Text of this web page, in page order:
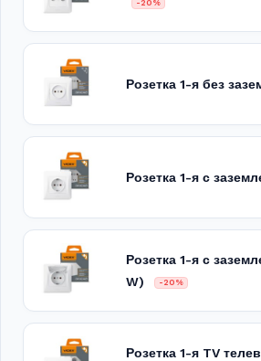
-20%
Розетка 1-я без
Розетка 1-я с
Розетка 1-я с
W)
-20%
Розетка 1-я TV